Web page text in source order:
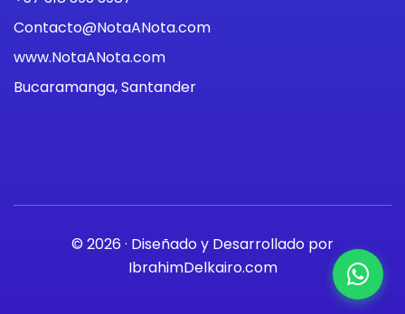
Contacto@NotaANota.com
www.NotaANota.com
Bucaramanga, Santander
© 2026 · Diseñado y Desarrollado por
IbrahimDelkairo.com